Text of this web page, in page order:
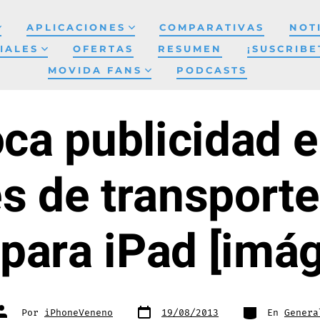
APLICACIONES COMPARATIVAS
OFERTAS RESUMEN
MOVIDA FANS
PODCASTS
publicidad
de
iPad
Por iPhoneVeneno Fecha
de 19/08/2013 Categorías
En